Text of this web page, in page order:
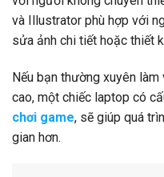
và Illustrator phù hợp với
sửa ảnh chi tiết hoặc thiết
Nếu bạn thường xuyên
cao, một chiếc laptop có
chơi game, sẽ giúp quá
gian hơn.